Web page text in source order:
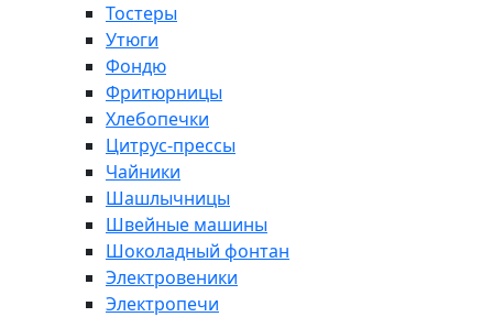
Тостеры
Утюги
Фондю
Фритюрницы
Хлебопечки
Цитрус-прессы
Чайники
Шашлычницы
Швейные машины
Шоколадный фонтан
Электровеники
Электропечи